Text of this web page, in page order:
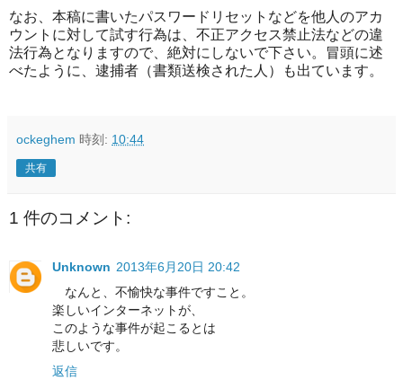
なお、本稿に書いたパスワードリセットなどを他人のアカ
ウントに対して試す行為は、不正アクセス禁止法などの違
法行為となりますので、絶対にしないで下さい。冒頭に述
べたように、逮捕者（書類送検された人）も出ています。
ockeghem 時刻: 10:44
共有
1 件のコメント:
Unknown 2013年6月20日 20:42
なんと、不愉快な事件ですこと。
楽しいインターネットが、
このような事件が起こるとは
悲しいです。
返信